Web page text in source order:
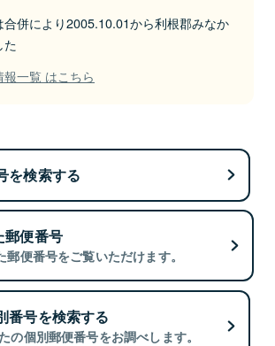
併により2005.10.01から利根郡みなか
た
一覧 はこちら
を検索する
郵便番号
便番号をご覧いただけます。
番号を検索する
の個別郵便番号をお調べします。